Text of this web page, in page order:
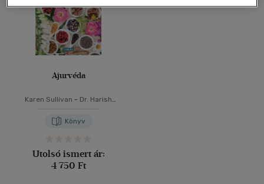
Alkalmaz
Ajurvéda
Karen Sullivan - Dr. Harish
Könyv
Utolsó ismert ár:
4 750 Ft